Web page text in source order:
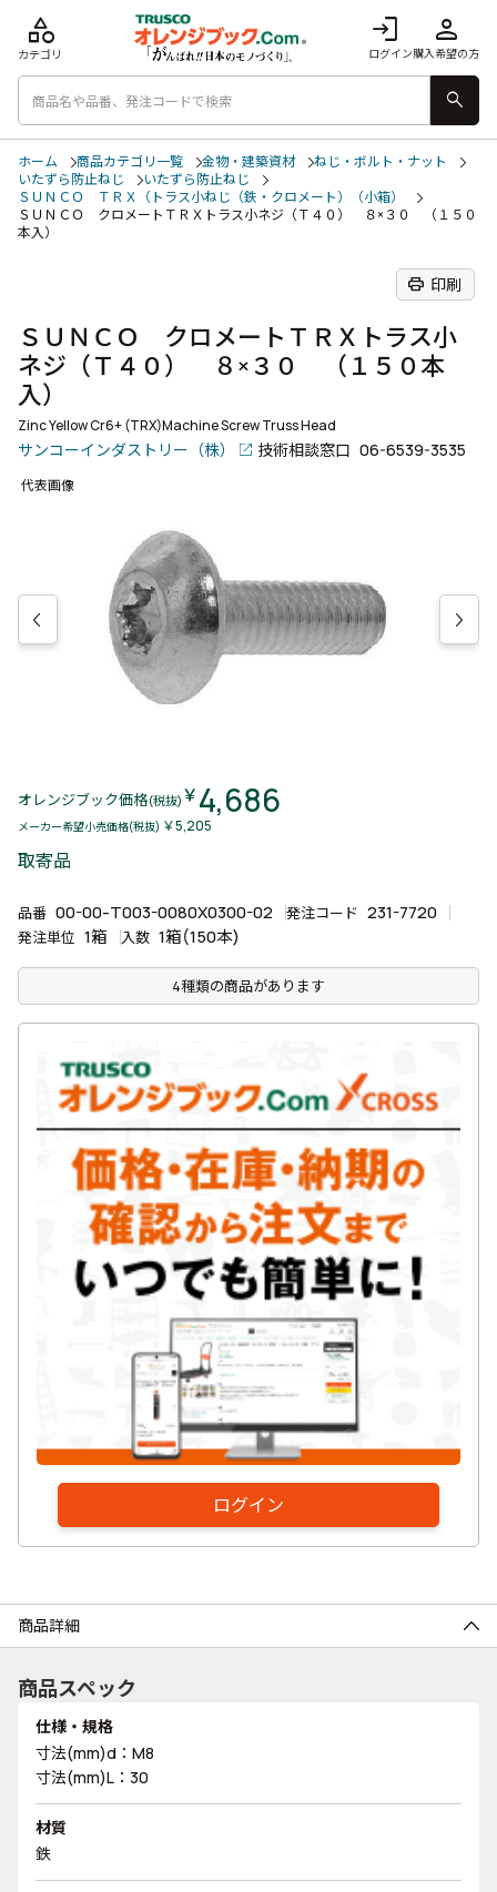
login
ログイン
person
購入希望の方
category
カテゴリ
search
ホーム 商品カテゴリ一覧 金物・建築資材
ねじ・ボルト・ナット
いたずら防止ねじ
いたずら防止ねじ
ＳＵＮＣＯ ＴＲＸ（トラス小ねじ（鉄・クロメート）（小箱）
ＳＵＮＣＯ クロメートＴＲＸトラス小ネジ（Ｔ４０） ８×３０ （１５０
本入）
print 印刷
ＳＵＮＣＯ クロメートＴＲＸトラス小
ネジ（Ｔ４０） ８×３０ （１５０本
入）
Zinc Yellow Cr6+ (TRX)Machine Screw Truss Head
サンコーインダストリー（株） 技術相談窓口 06-6539-3535
代表画像
オレンジブック価格(税抜) ￥4,686
メーカー希望小売価格(税抜) ￥5,205
取寄品
品番 00-00-T003-0080X0300-02 発注コード 231-7720
発注単位 1箱 入数 1箱(150本)
4種類の商品があります
ログイン
商品詳細
商品スペック
仕様・規格
寸法(mm)d：M8
寸法(mm)L：30
材質
鉄